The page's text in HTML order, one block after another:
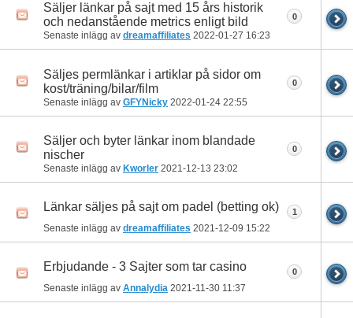
Säljer länkar på sajt med 15 års historik
och nedanstående metrics enligt bild
Senaste inlägg av dreamaffiliates 2022-01-27 16:23
0
Säljes permlänkar i artiklar på sidor om
kost/träning/bilar/film
Senaste inlägg av GFYNicky 2022-01-24 22:55
0
Säljer och byter länkar inom blandade
nischer
Senaste inlägg av Kworler 2021-12-13 23:02
0
Länkar säljes på sajt om padel (betting ok)
Senaste inlägg av dreamaffiliates 2021-12-09 15:22
1
Erbjudande - 3 Sajter som tar casino
Senaste inlägg av Annalydia 2021-11-30 11:37
0